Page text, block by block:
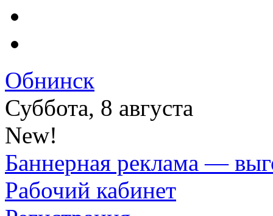
Обнинск
Суббота, 8 августа
New!
Баннерная реклама —
Рабочий кабинет